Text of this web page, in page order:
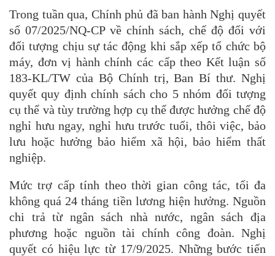
Trong tuần qua, Chính phủ đã ban hành Nghị quyết
số 07/2025/NQ-CP về chính sách, chế độ đối với
đối tượng chịu sự tác động khi sắp xếp tổ chức bộ
máy, đơn vị hành chính các cấp theo Kết luận số
183-KL/TW của Bộ Chính trị, Ban Bí thư. Nghị
quyết quy định chính sách cho 5 nhóm đối tượng
cụ thể và tùy trường hợp cụ thể được hưởng chế độ
nghỉ hưu ngay, nghỉ hưu trước tuổi, thôi việc, bảo
lưu hoặc hưởng bảo hiểm xã hội, bảo hiểm thất
nghiệp.
Mức trợ cấp tính theo thời gian công tác, tối đa
không quá 24 tháng tiền lương hiện hưởng. Nguồn
chi trả từ ngân sách nhà nước, ngân sách địa
phương hoặc nguồn tài chính công đoàn. Nghị
quyết có hiệu lực từ 17/9/2025. Những bước tiến